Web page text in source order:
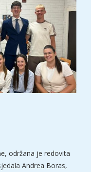
održana je redovita
Andrea Boras,